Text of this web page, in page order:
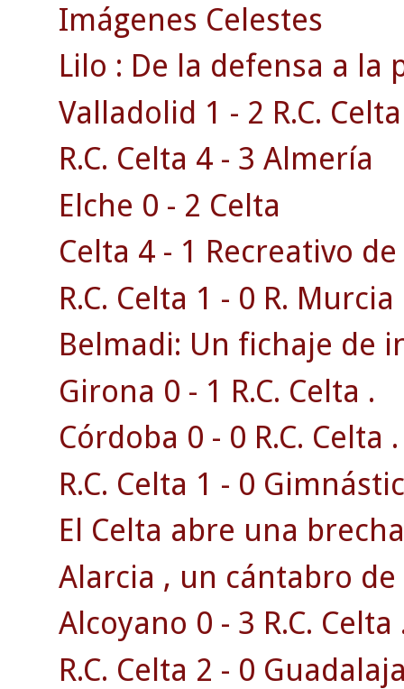
Imágenes Celestes
Lilo : De la defensa a la
Valladolid 1 - 2 R.C. Celta
R.C. Celta 4 - 3 Almería
Elche 0 - 2 Celta
Celta 4 - 1 Recreativo
R.C. Celta 1 - 0 R. Murcia
Belmadi: Un fichaje de
Girona 0 - 1 R.C. Celta .
Córdoba 0 - 0 R.C. Celta .
R.C. Celta 1 - 0 Gimnástic
El Celta abre una
Alarcia , un cántabro
Alcoyano 0 - 3 R.C. Celta
R.C. Celta 2 - 0